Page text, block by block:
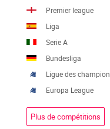
Premier league
Liga
Serie A
Bundesliga
Ligue des
Europa League
Plus de compétitions